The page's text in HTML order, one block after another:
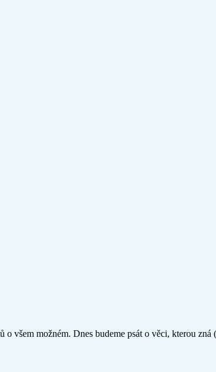
všem možném. Dnes budeme psát o věci, kterou